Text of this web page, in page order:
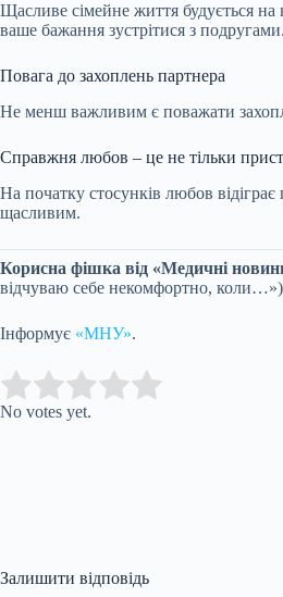
Щасливе сімейне життя будується
ваше бажання зустрітися з подругами.
Повага до захоплень партнера
Не менш важливим є поважати
Справжня любов – це не тільки
На початку стосунків любов
щасливим.
Корисна фішка від «Медичні
відчуваю себе некомфортно,
Інформує «МНУ».
Rate this item:
No votes yet.
Залишити відповідь